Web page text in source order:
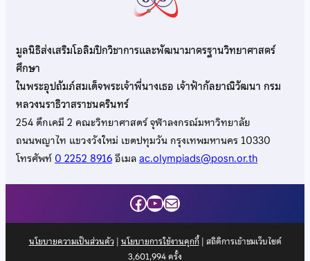
มูลนิธิส่งเสริมโอลิมปิกวิชาการและพัฒนามาตรฐานวิทยาศาสตร์
ศึกษา
ในพระอุปถัมภ์สมเด็จพระเจ้าพี่นางเธอ เจ้าฟ้ากัลยาณิวัฒนา กรม
หลวงนราธิวาสราชนครินทร์
254 ตึกเคมี 2 คณะวิทยาศาสตร์ จุฬาลงกรณ์มหาวิทยาลัย
ถนนพญาไท แขวงวังใหม่ เขตปทุมวัน กรุงเทพมหานคร 10330
โทรศัพท์0 2252 8916อีเมลac.olympiads@posn.or.th
Facebook
YouTube
Mail
นโยบายความเป็นส่วนตัว| นโยบายการใช้งานคุกกี้| สถิติการเข้าชมเว็บไซต์
3,601,994ครั้ง